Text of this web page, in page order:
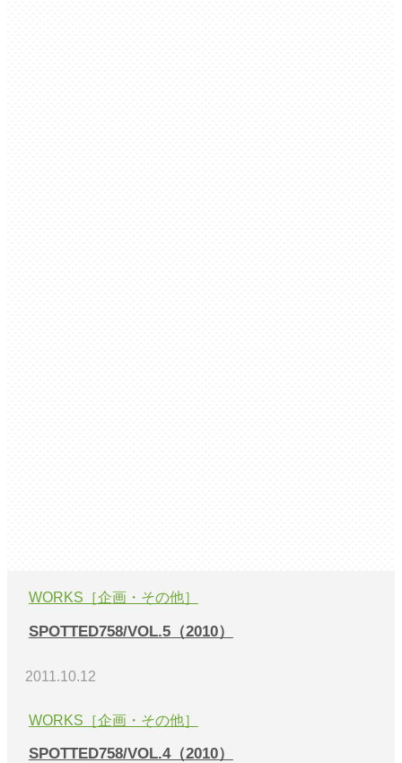
WORKS［企画・その他］
SPOTTED758/VOL.5（2010）
2011.10.12
WORKS［企画・その他］
SPOTTED758/VOL.4（2010）